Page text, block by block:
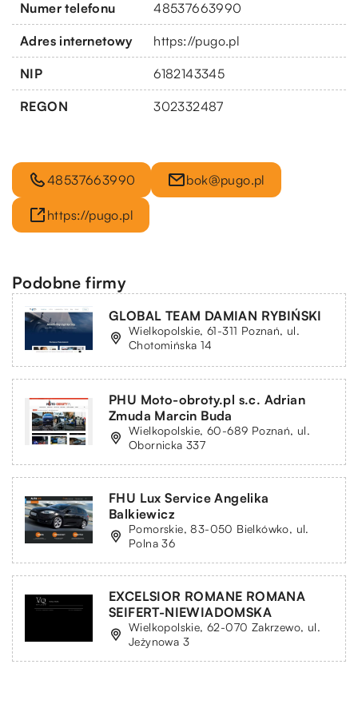
Numer telefonu 48537663990
Adres internetowy https://pugo.pl
NIP 6182143345
REGON 302332487
48537663990 bok@pugo.pl
https://pugo.pl
Podobne firmy
GLOBAL TEAM DAMIAN RYBIŃSKI
Wielkopolskie, 61-311 Poznań, ul.
Chotomińska 14
PHU Moto-obroty.pl s.c. Adrian
Zmuda Marcin Buda
Wielkopolskie, 60-689 Poznań, ul.
Obornicka 337
FHU Lux Service Angelika
Balkiewicz
Pomorskie, 83-050 Bielkówko, ul.
Polna 36
EXCELSIOR ROMANE ROMANA
SEIFERT-NIEWIADOMSKA
Wielkopolskie, 62-070 Zakrzewo, ul.
Jeżynowa 3